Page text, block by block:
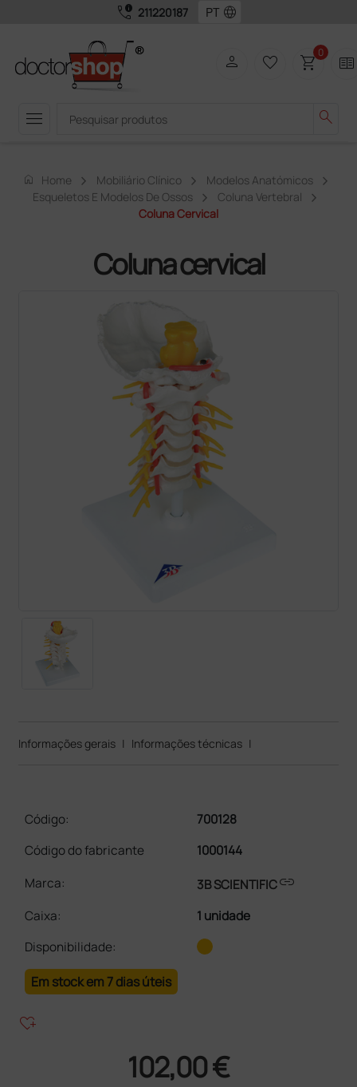
call_quality 211220187 language
menu search
person favorite_border shopping_cart0 two_pager
home Home Mobiliário Clínico
Modelos Anatómicos
Esqueletos E Modelos De Ossos
Coluna Vertebral
Coluna Cervical
Coluna cervical
Informações gerais | Informações técnicas |
Código:
700128
Código do fabricante
1000144
Marca:
3B SCIENTIFIClink
Caixa:
1 unidade
Disponibilidade:
Em stock em 7 dias úteis
heart_plus
102,00 €